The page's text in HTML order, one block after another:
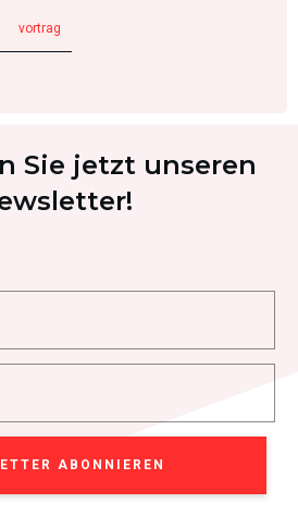
vortrag
Sie jetzt unseren
ABONNIEREN